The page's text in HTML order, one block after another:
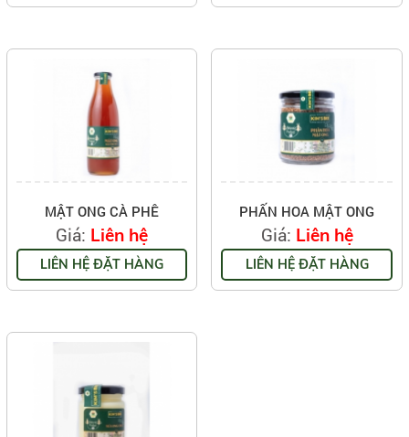
MẬT ONG CÀ PHÊ
Giá: Liên hệ
LIÊN HỆ ĐẶT HÀNG
PHẤN HOA MẬT ONG
Giá: Liên hệ
LIÊN HỆ ĐẶT HÀNG